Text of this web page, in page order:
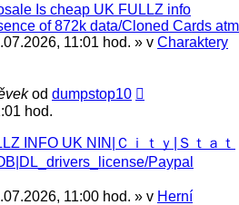
Is cheap UK FULLZ info
of 872k data/Cloned Cards atm
11:01 hod. » v Charaktery
od dumpstop10
hod.
INFO UK NIN|Ｃｉｔｙ|Ｓｔａｔ
Paypal
11:00 hod. » v Herní